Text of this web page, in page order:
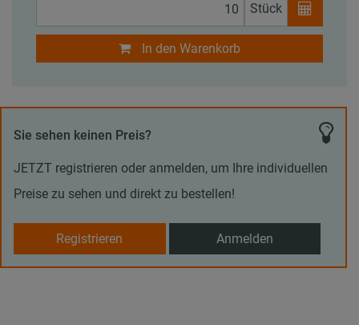
Stück
In den Warenkorb
Sie sehen keinen Preis?
JETZT registrieren oder anmelden, um Ihre individuellen
Preise zu sehen und direkt zu bestellen!
Registrieren Anmelden